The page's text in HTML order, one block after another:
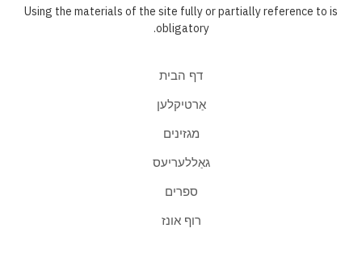
Using the materials of the site fully or partially reference to is
obligatory.
דף הבית
אַרטיקלען
מגזינים
גאַללעריעס
ספרים
רוף אונז